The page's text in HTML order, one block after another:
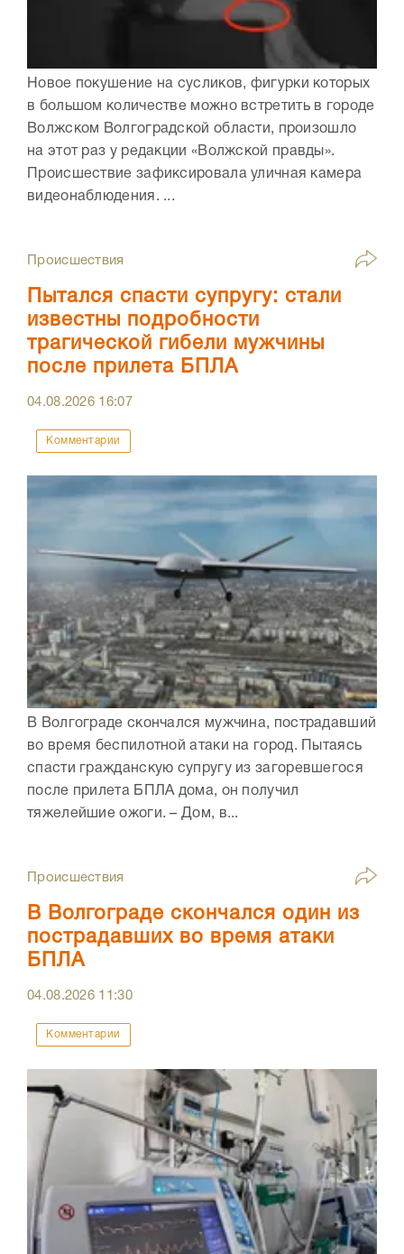
Новое покушение на сусликов, фигурки которых
в большом количестве можно встретить в городе
Волжском Волгоградской области, произошло
на этот раз у редакции «Волжской правды».
Происшествие зафиксировала уличная камера
видеонаблюдения. ...
Происшествия
Пытался спасти супругу: стали
известны подробности
трагической гибели мужчины
после прилета БПЛА
04.08.2026 16:07
Комментарии
В Волгограде скончался мужчина, пострадавший
во время беспилотной атаки на город. Пытаясь
спасти гражданскую супругу из загоревшегося
после прилета БПЛА дома, он получил
тяжелейшие ожоги. – Дом, в...
Происшествия
В Волгограде скончался один из
пострадавших во время атаки
БПЛА
04.08.2026 11:30
Комментарии